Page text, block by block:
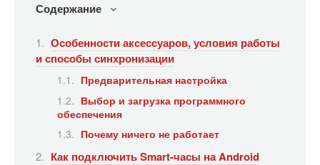
Содержание
Особенности аксессуаров, условия работы
и способы синхронизации
Предварительная настройка
Выбор и загрузка программного
обеспечения
Почему ничего не работает
Как подключить Smart-часы на Android